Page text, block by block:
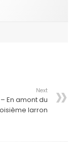
Next
En amont du
larron